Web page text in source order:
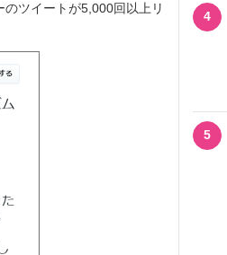
ツイートが5,000回以上リ
4
5